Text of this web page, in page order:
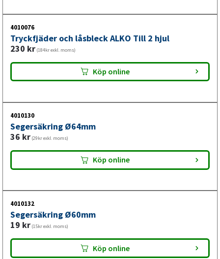
4010076
Tryckfjäder och låsbleck ALKO Till 2 hjul
230 kr (184kr exkl. moms)
Köp online
4010130
Segersäkring Ø64mm
36 kr (29kr exkl. moms)
Köp online
4010132
Segersäkring Ø60mm
19 kr (15kr exkl. moms)
Köp online